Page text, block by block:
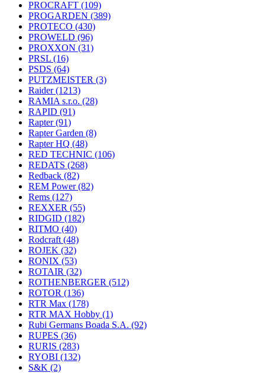
PROCRAFT (109)
PROGARDEN (389)
PROTECO (430)
PROWELD (96)
PROXXON (31)
PRSL (16)
PSDS (64)
PUTZMEISTER (3)
Raider(1213)
RAMIA s.r.o. (28)
RAPID (91)
Rapter(91)
Rapter Garden (8)
Rapter HQ (48)
RED TECHNIC (106)
REDATS (268)
Redback (82)
REM Power(82)
Rems (127)
REXXER (55)
RIDGID (182)
RITMO (40)
Rodcraft (48)
ROJEK (32)
RONIX (53)
ROTAIR (32)
ROTHENBERGER (512)
ROTOR (136)
RTR Max (178)
RTR MAX Hobby (1)
Rubi Germans Boada S.A. (92)
RUPES (36)
RURIS (283)
RYOBI (132)
S&K (2)